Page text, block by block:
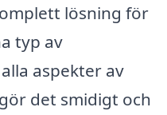
lösning för
typ av
aspekter av
det smidigt och